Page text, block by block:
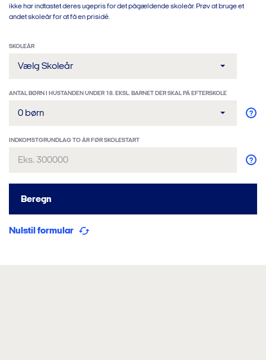
ikke har indtastet deres ugepris for det pågældende skoleår. Prøv at bruge et
andet skoleår for at få en prisidé.
SKOLEÅR
Vælg Skoleår
ANTAL BØRN I HUSTANDEN UNDER 18. EKSL. BARNET DER SKAL PÅ EFTERSKOLE
0 børn
INDKOMSTGRUNDLAG TO ÅR FØR SKOLESTART
Beregn
Nulstil formular